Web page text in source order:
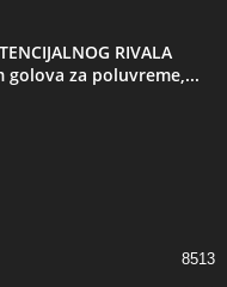
RIVALA
golova za poluvreme,...
8513